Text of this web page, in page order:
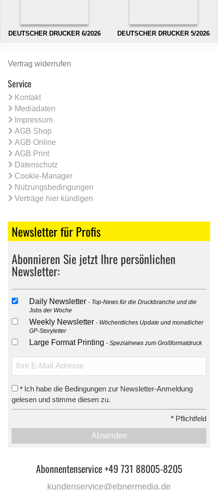
DEUTSCHER DRUCKER 6/2026 DEUTSCHER DRUCKER 5/2026
Vertrag widerrufen
Service
Kontakt
Mediadaten
Impressum
AGB Shop
AGB Online
AGB Print
Datenschutz
Cookie-Manager
Nutzungsbedingungen
Verträge hier kündigen
Newsletter für Profis
Abonnieren Sie jetzt Ihre persönlichen
Newsletter:
Daily Newsletter
Top-News für die Druckbranche und die
Jobs der Woche
Weekly Newsletter
Wöchentliches Update und monatlicher
GP-Storyletter
Large Format Printing Spezialnews zum Großformatdruck
* Ich habe die Bedingungen zur Newsletter-Anmeldung
gelesen und stimme diesen zu.
* Pflichtfeld
Absenden
Abonnentenservice +49 731 88005-8205
kundenservice@ebnermedia.de